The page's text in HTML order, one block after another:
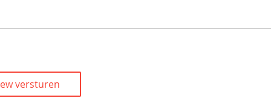
versturen